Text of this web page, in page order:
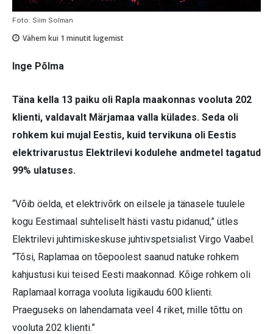
Foto: Siim Solman
Vähem kui 1 minutit lugemist
Inge Põlma
Täna kella 13 paiku oli Rapla maakonnas vooluta 202
klienti, valdavalt Märjamaa valla külades. Seda oli
rohkem kui mujal Eestis, kuid tervikuna oli Eestis
elektrivarustus Elektrilevi kodulehe andmetel tagatud
99% ulatuses.
“Võib öelda, et elektrivõrk on eilsele ja tänasele tuulele
kogu Eestimaal suhteliselt hästi vastu pidanud,” ütles
Elektrilevi juhtimiskeskuse juhtivspetsialist Virgo Vaabel.
“Tõsi, Raplamaa on tõepoolest saanud natuke rohkem
kahjustusi kui teised Eesti maakonnad. Kõige rohkem oli
Raplamaal korraga vooluta ligikaudu 600 klienti.
Praeguseks on lahendamata veel 4 riket, mille tõttu on
vooluta 202 klienti.”